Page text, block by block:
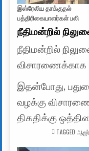
இஸ்ரேலிய தாக்குதல்
பத்திரிகையாளர்கள் பலி
நீதிமன்றில்
நீதிமன்றில்
இதன்போது,
வழக்கு
திகதிக்கு
TAGGED ஆஜர்